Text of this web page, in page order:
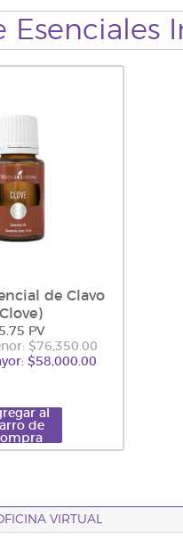
Esenciales
de Clavo
PV
$76,350.00
$58,000.00
al
de
VIRTUAL